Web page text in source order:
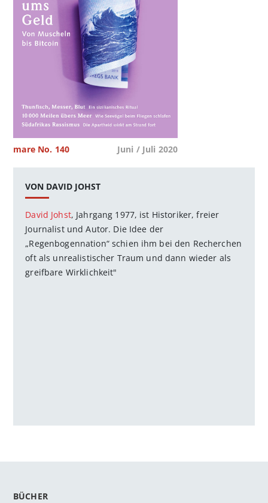
mare No. 140 Juni / Juli 2020
VON DAVID JOHST
David Johst, Jahrgang 1977, ist Historiker, freier
Journalist und Autor. Die Idee der
„Regenbogennation“ schien ihm bei den Recherchen
oft als unrealistischer Traum und dann wieder als
greifbare Wirklichkeit"
BÜCHER